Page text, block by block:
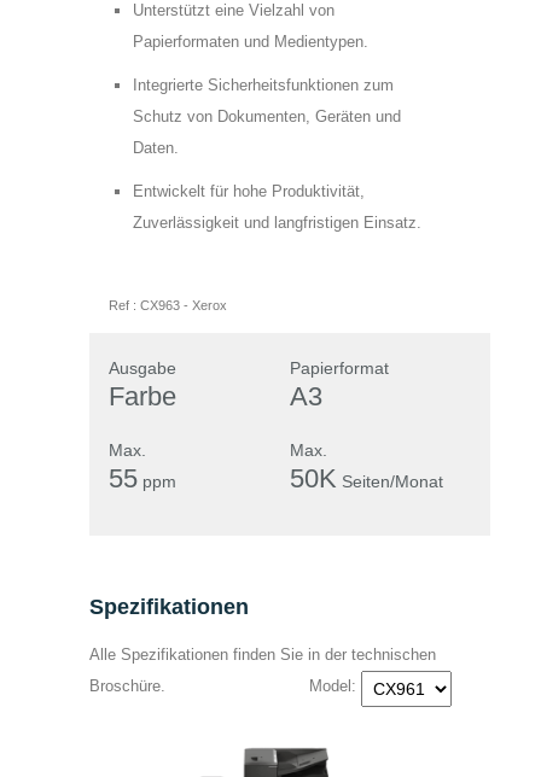
* =Pflichtfelder
Bitte
lasse
dieses
leer.
Bitte
lasse
dieses
Ja, ich habe die
Datenschutzerklärung zur Kenntnis
genommen und bin damit einverstanden,
dass die von mir angegebenen Daten
elektronisch erhoben und gespeichert
und Beantwortung meiner Anfrage
Formulars erkläre ich mich mit der
Verarbeitung einverstanden.
Unterstützt eine Vielzahl von
Papierformaten und Medientypen.
Integrierte Sicherheitsfunktionen zum
Schutz von Dokumenten, Geräten und
Daten.
Entwickelt für hohe Produktivität,
Zuverlässigkeit und langfristigen Einsatz.
Ref : CX963 - Xerox
Ausgabe
Farbe
Papierformat
A3
Max.
55 ppm
Max.
50K Seiten/Monat
Spezifikationen
Alle Spezifikationen finden Sie in der technischen
Broschüre.
Model: